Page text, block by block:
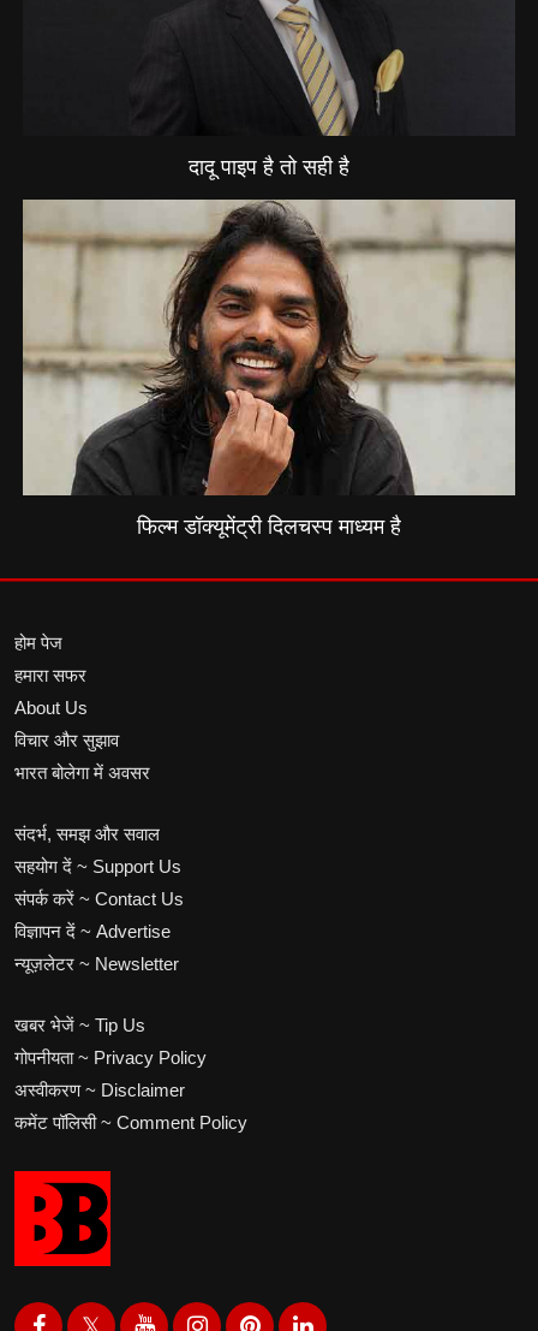
दादू पाइप है तो सही है
फिल्म डॉक्यूमेंट्री दिलचस्प माध्यम है
होम पेज
हमारा सफर
About Us
विचार और सुझाव
भारत बोलेगा में अवसर
संदर्भ, समझ और सवाल
सहयोग दें ~ Support Us
संपर्क करें ~ Contact Us
विज्ञापन दें ~ Advertise
न्यूज़लेटर ~ Newsletter
खबर भेजें ~ Tip Us
गोपनीयता ~ Privacy Policy
अस्वीकरण ~ Disclaimer
कमेंट पॉलिसी ~ Comment Policy